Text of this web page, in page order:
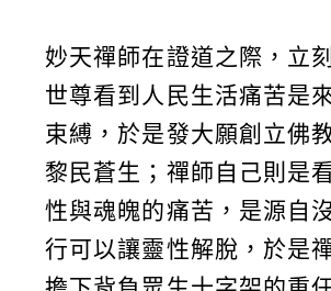
妙天禪師在證道之際，立
世尊看到人民生活痛苦是
束縛，於是發大願創立佛
黎民蒼生；禪師自己則是
性與魂魄的痛苦，是源自
行可以讓靈性解脫，於是